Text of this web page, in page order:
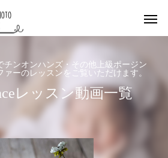
チンオンハンズ・その他上級ポージン
ーのレッスンをご覧いただけます。
レッスン動画一覧